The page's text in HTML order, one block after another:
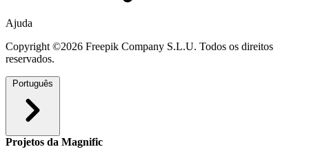
Ajuda
Copyright ©2026 Freepik Company S.L.U. Todos os direitos
reservados.
Português
Projetos da Magnific